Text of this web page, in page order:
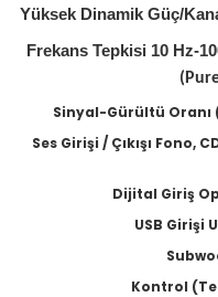
Yüksek Dinamik Güç/
Frekans Tepkisi 10 Hz-
Sinyal-Gürültü Oranı
Ses Girişi / Çıkışı Fono,
Dijital Giriş
USB Girişi
Kontrol